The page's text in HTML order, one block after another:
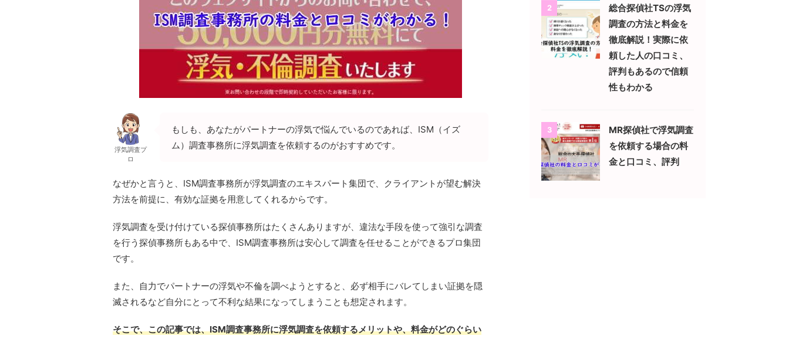
浮気調査プ
ロ
もしも、あなたがパートナーの浮気で悩んでいるのであれば、ISM（イズ
ム）調査事務所に浮気調査を依頼するのがおすすめです。
なぜかと言うと、ISM調査事務所が浮気調査のエキスパート集団で、クライアントが望む解決
方法を前提に、有効な証拠を用意してくれるからです。
浮気調査を受け付けている探偵事務所はたくさんありますが、違法な手段を使って強引な調査
を行う探偵事務所もある中で、ISM調査事務所は安心して調査を任せることができるプロ集団
です。
また、自力でパートナーの浮気や不倫を調べようとすると、必ず相手にバレてしまい証拠を隠
滅されるなど自分にとって不利な結果になってしまうことも想定されます。
そこで、この記事では、ISM調査事務所に浮気調査を依頼するメリットや、料金がどのぐらい
2
総合探偵社TSの浮気
調査の方法と料金を
徹底解説！実際に依
頼した人の口コミ、
評判もあるので信頼
性もわかる
3
MR探偵社で浮気調査
を依頼する場合の料
金と口コミ、評判